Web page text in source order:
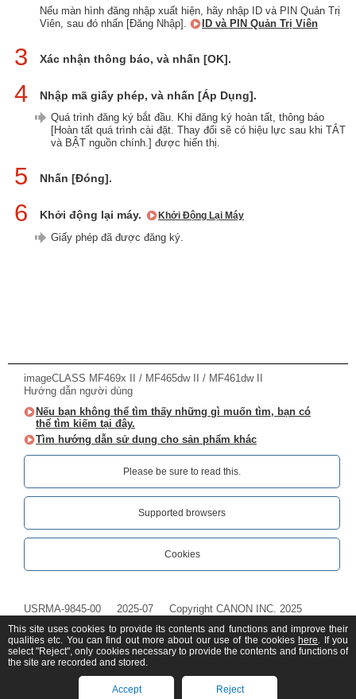
Nếu màn hình đăng nhập xuất hiện, hãy nhập ID và PIN Quản Trị
Viên, sau đó nhấn [Đăng Nhập].
ID và PIN Quản Trị Viên
3 Xác nhận thông báo, và nhấn [OK].
4 Nhập mã giấy phép, và nhấn [Áp Dụng].
Quá trình đăng ký bắt đầu. Khi đăng ký hoàn tất, thông báo
[Hoàn tất quá trình cài đặt. Thay đổi sẽ có hiệu lực sau khi TẮT
và BẬT nguồn chính.] được hiển thị.
5 Nhấn [Đóng].
6 Khởi động lại máy. Khởi Động Lại Máy
Giấy phép đã được đăng ký.
imageCLASS MF469x II / MF465dw II / MF461dw II
Hướng dẫn người dùng
Nếu bạn không thể tìm thấy những gì muốn tìm, bạn có
thể tìm kiếm tại đây.
Tìm hướng dẫn sử dụng cho sản phẩm khác
Please be sure to read this.‎
Supported browsers
Cookies
USRMA-9845-00 2025-07 Copyright CANON INC. 2025
This site uses cookies to provide its contents and functions and improve their
qualities etc. You can find out more about our use of the cookies here. If you
select "Reject", only cookies necessary to provide the contents and functions of
the site are recorded and stored.
Accept Reject